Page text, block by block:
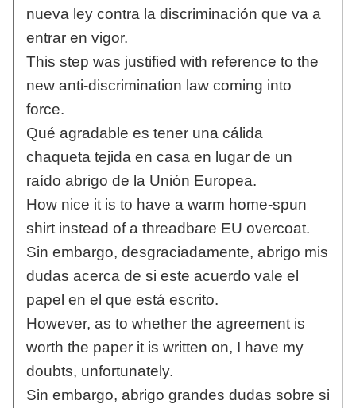
nueva ley contra la discriminación que va a
entrar en vigor.
This step was justified with reference to the
new anti-discrimination law coming into
force.
Qué agradable es tener una cálida
chaqueta tejida en casa en lugar de un
raído abrigo de la Unión Europea.
How nice it is to have a warm home-spun
shirt instead of a threadbare EU overcoat.
Sin embargo, desgraciadamente, abrigo mis
dudas acerca de si este acuerdo vale el
papel en el que está escrito.
However, as to whether the agreement is
worth the paper it is written on, I have my
doubts, unfortunately.
Sin embargo, abrigo grandes dudas sobre si